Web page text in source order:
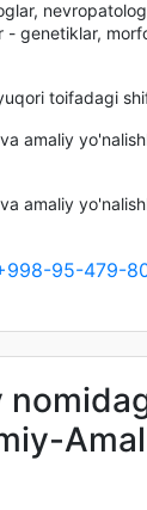
genetiklar,
toifadagi
amaliy
amaliy
95-479-